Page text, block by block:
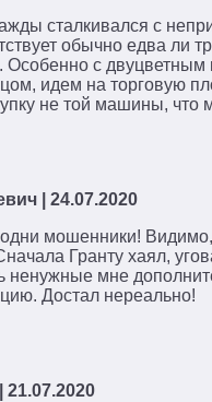
сталкивался с
обычно едва ли
Особенно с
идем на торговую
не той машины, что
| 24.07.2020
мошенники! Видимо,
Гранту хаял,
ненужные мне
Достал нереально!
| 21.07.2020